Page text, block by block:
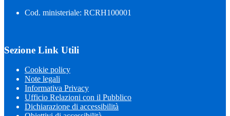
Cod. ministeriale: RCRH100001
Sezione Link Utili
Cookie policy
Note legali
Informativa Privacy
Ufficio Relazioni con il Pubblico
Dichiarazione di accessibilità